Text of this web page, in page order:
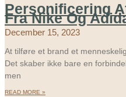
Personificering
Fra Nike Og
December 15, 2023
At tilføre et brand et
Det skaber ikke bare en
men
READ MORE »